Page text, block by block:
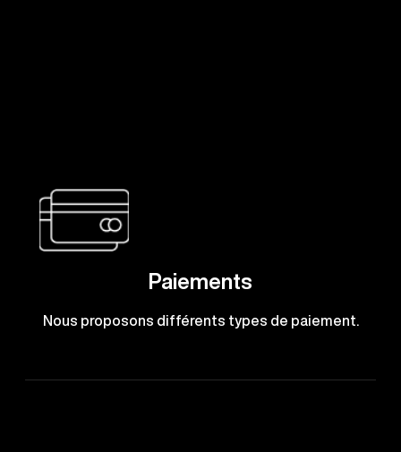
Paiements
Nous proposons différents types de paiement.